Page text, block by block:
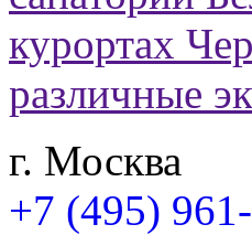
г. Москва
+7 (495)